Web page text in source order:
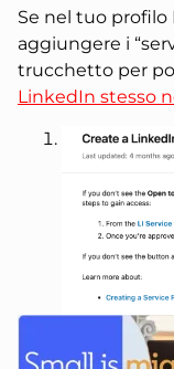
Se nel tuo profilo
aggiungere i
trucchetto per
LinkedIn stesso